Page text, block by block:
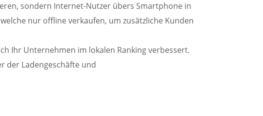
sondern Internet-Nutzer übers Smartphone in
nur offline verkaufen, um zusätzliche Kunden
Ihr Unternehmen im lokalen Ranking verbessert.
der Ladengeschäfte und